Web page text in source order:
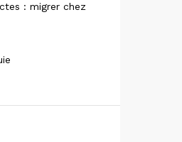
: migrer chez